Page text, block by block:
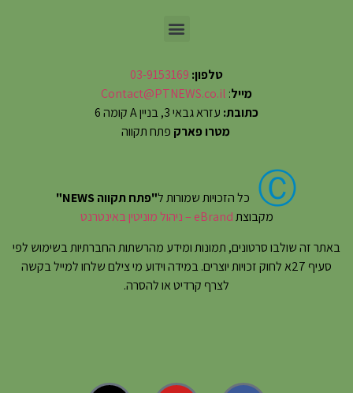
טלפון: 03-9153169
מייל:
Contact@PTNEWS.co.il
כתובת: עזרא גבאי 3, בניין A קומה 6
מטרו פארק פתח תקווה
Ⓒ כל הזכויות שמורות ל"פתח תקווה NEWS"
מקבוצתeBrand – ניהול מוניטין באינטרנט
באתר זה שולבו סרטונים, תמונות ומידע מהרשתות החברתיות בשימוש לפי
סעיף 27א לחוק זכויות יוצרים. במידה וידוע מי צילם שלחו למייל בקשה
לצרף קרדיט או להסרה.